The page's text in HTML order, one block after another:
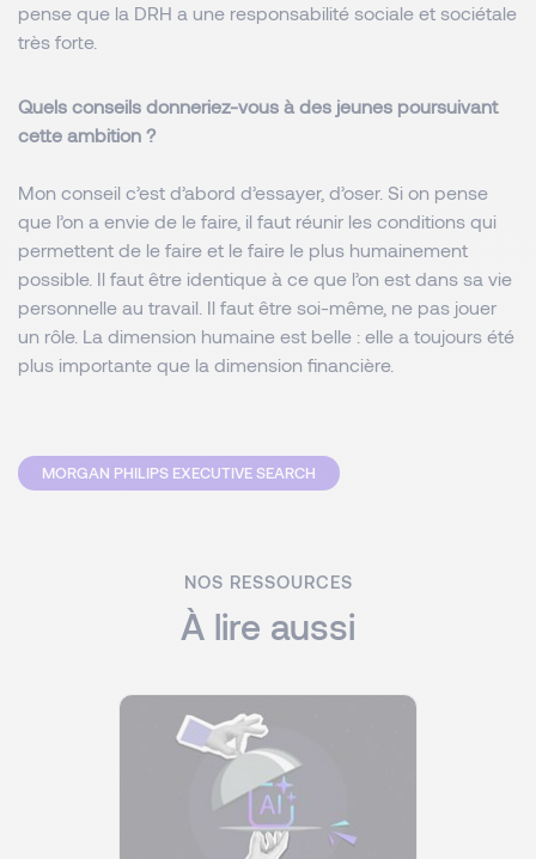
pense que la DRH a une responsabilité sociale et sociétale
très forte.
Quels conseils donneriez-vous à des jeunes poursuivant
cette ambition ?
Mon conseil c’est d’abord d’essayer, d’oser. Si on pense
que l’on a envie de le faire, il faut réunir les conditions qui
permettent de le faire et le faire le plus humainement
possible. Il faut être identique à ce que l’on est dans sa vie
personnelle au travail. Il faut être soi-même, ne pas jouer
un rôle. La dimension humaine est belle : elle a toujours été
plus importante que la dimension financière.
MORGAN PHILIPS EXECUTIVE SEARCH
NOS RESSOURCES
À lire aussi